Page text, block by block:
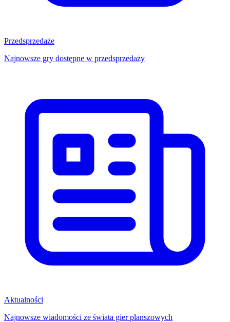
Przedsprzedaże
Najnowsze gry dostępne w przedsprzedaży
Aktualności
Najnowsze wiadomości ze świata gier planszowych